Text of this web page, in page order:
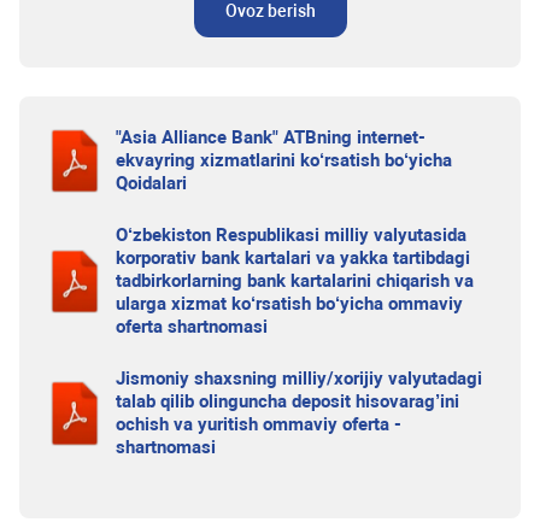
Ovoz berish
"Asia Alliance Bank" ATBning internet-
ekvayring xizmatlarini ko‘rsatish bo‘yicha
Qoidalari
O‘zbekiston Respublikasi milliy valyutasida
korporativ bank kartalari va yakka tartibdagi
tadbirkorlarning bank kartalarini chiqarish va
ularga xizmat ko‘rsatish bo‘yicha ommaviy
oferta shartnomasi
Jismoniy shaxsning milliy/xorijiy valyutadagi
talab qilib olinguncha deposit hisovarag’ini
ochish va yuritish ommaviy oferta -
shartnomasi